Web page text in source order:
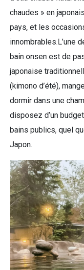
chaudes » en
pays, et les
innombrables.L’une
bain onsen est de
japonaise
(kimono d’été),
dormir dans une
disposez d’un
bains publics, quel
Japon.